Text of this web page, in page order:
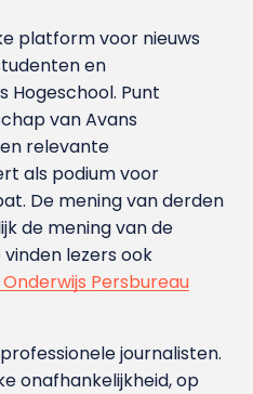
platform voor nieuws
en
Hoge­school. Punt
van Avans
relevante
als podium voor
De mening van derden
de mening van de
lezers ook
Persbureau
journalisten.
onafhankelijkheid, op